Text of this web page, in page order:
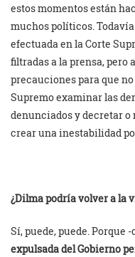
estos momentos están
muchos políticos.
efectuada en la Corte
filtradas a la prensa, pero
precauciones para que
Supremo examinar las
denunciados y decretar o
crear una inestabilidad
¿Dilma podría volver a la
Sí, puede, puede. Porque
expulsada del Gobierno